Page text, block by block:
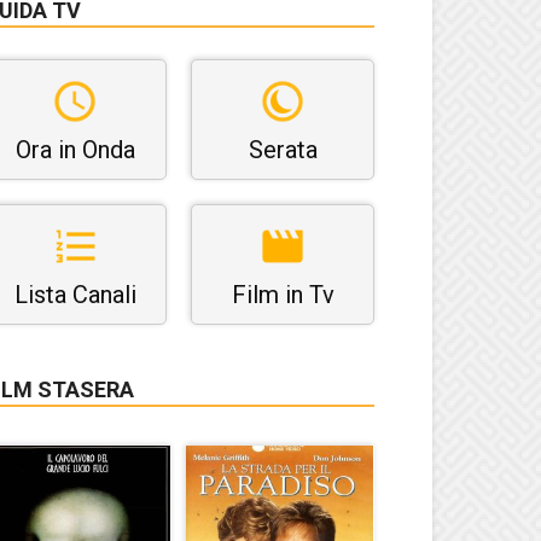
TV
Ora in Onda Serata
Lista Canali Film in Tv
STASERA